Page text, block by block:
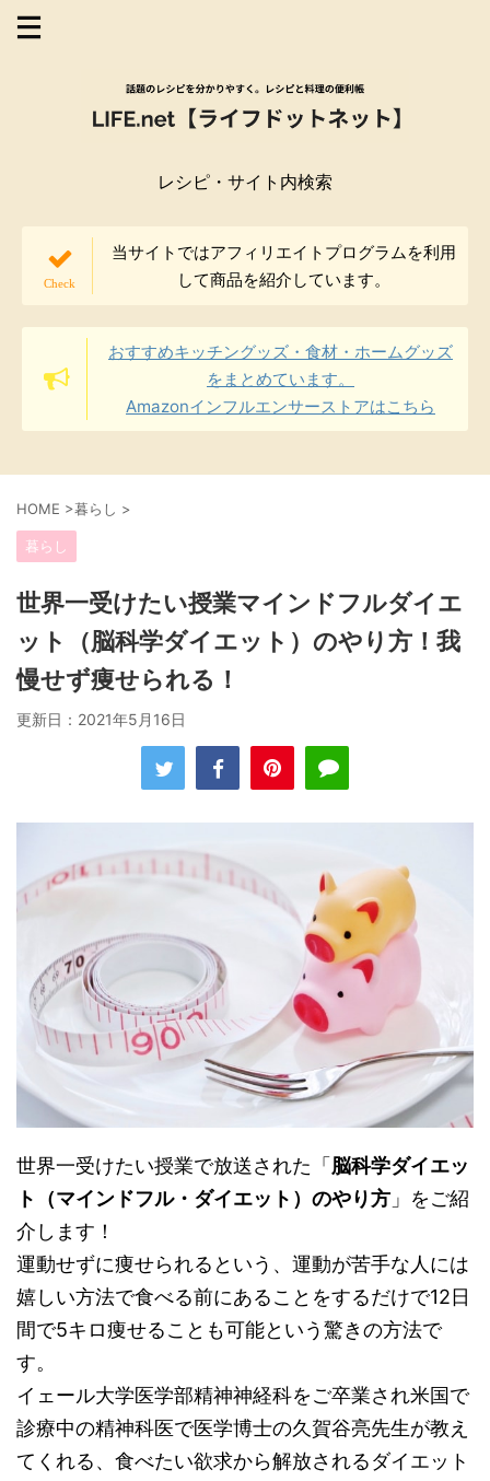
レシピ・サイト内検索
当サイトではアフィリエイトプログラムを利用
して商品を紹介しています。
おすすめキッチングッズ・食材・ホームグッズ
をまとめています。
Amazonインフルエンサーストアはこちら
HOME >暮らし >
暮らし
世界一受けたい授業マインドフルダイエ
ット（脳科学ダイエット）のやり方！我
慢せず痩せられる！
更新日： 2021年5月16日
世界一受けたい授業で放送された「 脳科学ダイエッ
ト（マインドフル・ダイエット）のやり方 」をご紹
介します！
運動せずに痩せられるという、運動が苦手な人には
嬉しい方法で食べる前にあることをするだけで12日
間で5キロ痩せることも可能という驚きの方法で
す。
イェール大学医学部精神神経科をご卒業され米国で
診療中の精神科医で医学博士の久賀谷亮先生が教え
てくれる、食べたい欲求から解放されるダイエット